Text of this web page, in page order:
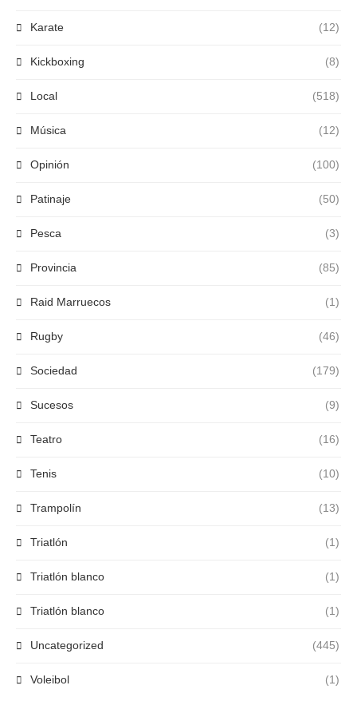
Karate (12)
Kickboxing (8)
Local (518)
Música (12)
Opinión (100)
Patinaje (50)
Pesca (3)
Provincia (85)
Raid Marruecos (1)
Rugby (46)
Sociedad (179)
Sucesos (9)
Teatro (16)
Tenis (10)
Trampolín (13)
Triatlón (1)
Triatlón blanco (1)
Triatlón blanco (1)
Uncategorized (445)
Voleibol (1)